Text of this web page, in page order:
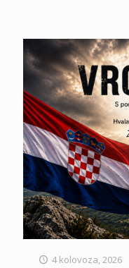
4 kolovoza, 2026